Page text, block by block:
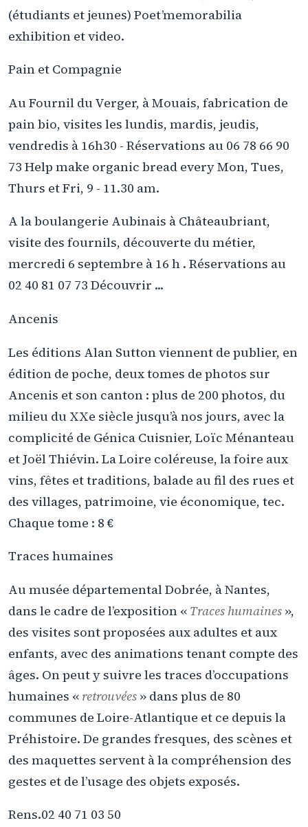
(étudiants et jeunes) Poet’memorabilia
exhibition et video.
Pain et Compagnie
Au Fournil du Verger, à Mouais, fabrication de
pain bio, visites les lundis, mardis, jeudis,
vendredis à 16h30 - Réservations au 06 78 66 90
73 Help make organic bread every Mon, Tues,
Thurs et Fri, 9 - 11.30 am.
A la boulangerie Aubinais à Châteaubriant,
visite des fournils, découverte du métier,
mercredi 6 septembre à 16 h . Réservations au
02 40 81 07 73 Découvrir ...
Ancenis
Les éditions Alan Sutton viennent de publier, en
édition de poche, deux tomes de photos sur
Ancenis et son canton : plus de 200 photos, du
milieu du XXe siècle jusqu’à nos jours, avec la
complicité de Génica Cuisnier, Loïc Ménanteau
et Joël Thiévin. La Loire coléreuse, la foire aux
vins, fêtes et traditions, balade au fil des rues et
des villages, patrimoine, vie économique, tec.
Chaque tome : 8 €
Traces humaines
Au musée départemental Dobrée, à Nantes,
dans le cadre de l’exposition « Traces humaines »,
des visites sont proposées aux adultes et aux
enfants, avec des animations tenant compte des
âges. On peut y suivre les traces d’occupations
humaines « retrouvées » dans plus de 80
communes de Loire-Atlantique et ce depuis la
Préhistoire. De grandes fresques, des scènes et
des maquettes servent à la compréhension des
gestes et de l’usage des objets exposés.
Rens.02 40 71 03 50